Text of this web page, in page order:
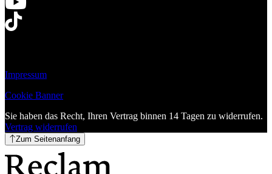
Impressum
Cookie Banner
Sie haben das Recht, Ihren Vertrag binnen 14 Tagen zu widerrufen.
Vertrag widerrufen
Zum Seitenanfang